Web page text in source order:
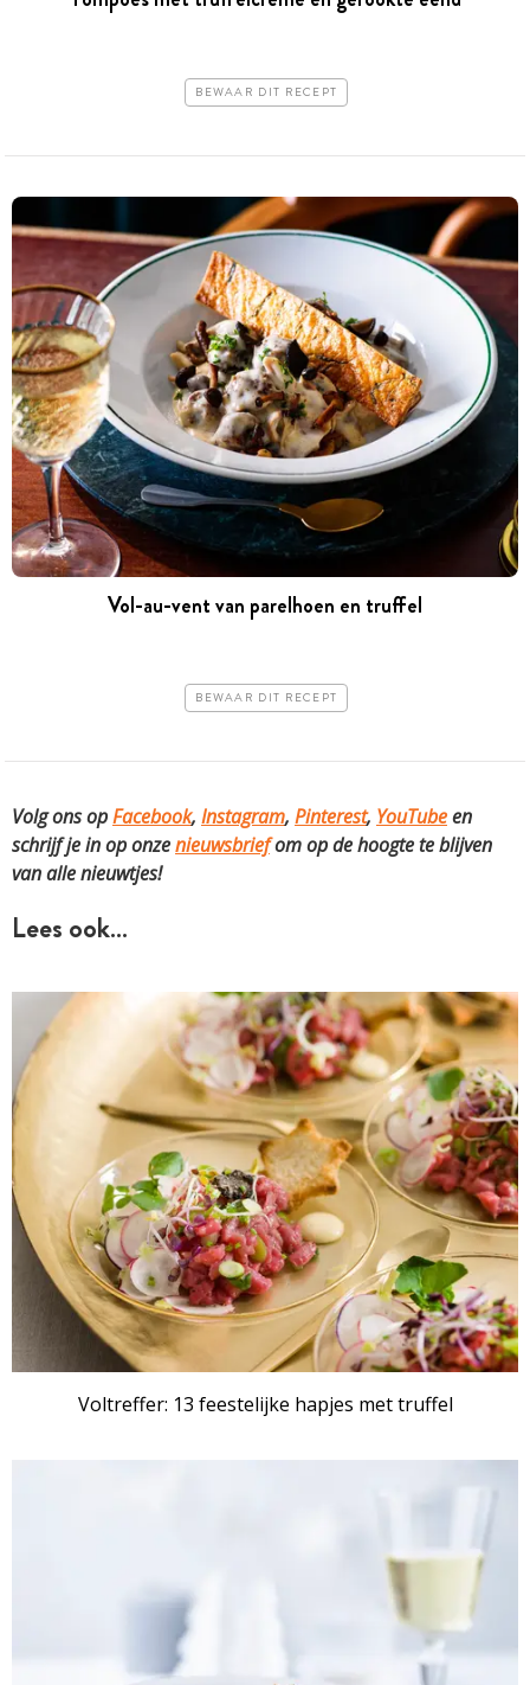
BEWAAR DIT RECEPT
Vol-au-vent van parelhoen en truffel
BEWAAR DIT RECEPT
Volg ons opFacebook, Instagram, Pinterest, YouTubeen
schrijf je in op onzenieuwsbriefom op de hoogte te blijven
van alle nieuwtjes!
Lees ook…
Voltreffer: 13 feestelijke hapjes met truffel